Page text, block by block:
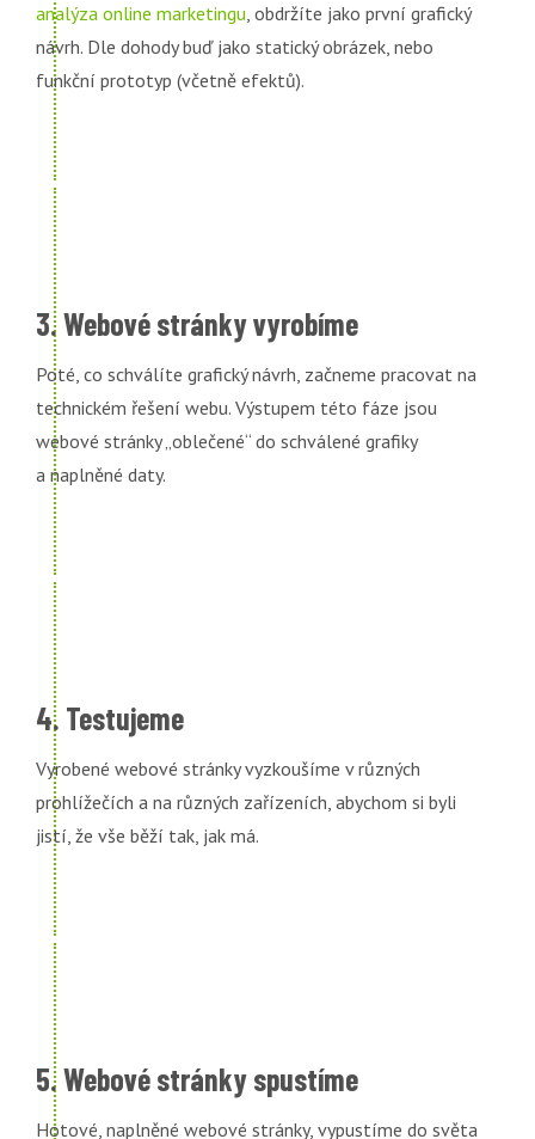
analýza online marketingu, obdržíte jako první grafický
návrh. Dle dohody buď jako statický obrázek, nebo
funkční prototyp (včetně efektů).
3. Webové stránky vyrobíme
Poté, co schválíte grafický návrh, začneme pracovat na
technickém řešení webu. Výstupem této fáze jsou
webové stránky „oblečené“ do schválené grafiky
a naplněné daty.
4. Testujeme
Vyrobené webové stránky vyzkoušíme v různých
prohlížečích a na různých zařízeních, abychom si byli
jistí, že vše běží tak, jak má.
5. Webové stránky spustíme
Hotové, naplněné webové stránky, vypustíme do světa